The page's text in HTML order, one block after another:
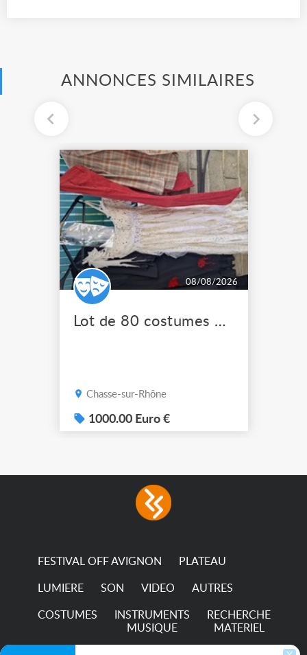
ANNONCES SIMILAIRES
08/08/2026
Lot de 80 costumes de scène pro
Chasse-sur-Rhône
1000.00 Euro €
FESTIVAL OFF AVIGNON PLATEAU
LUMIERE SON VIDEO AUTRES
COSTUMES
INSTRUMENTS
MUSIQUE
RECHERCHE
MATERIEL